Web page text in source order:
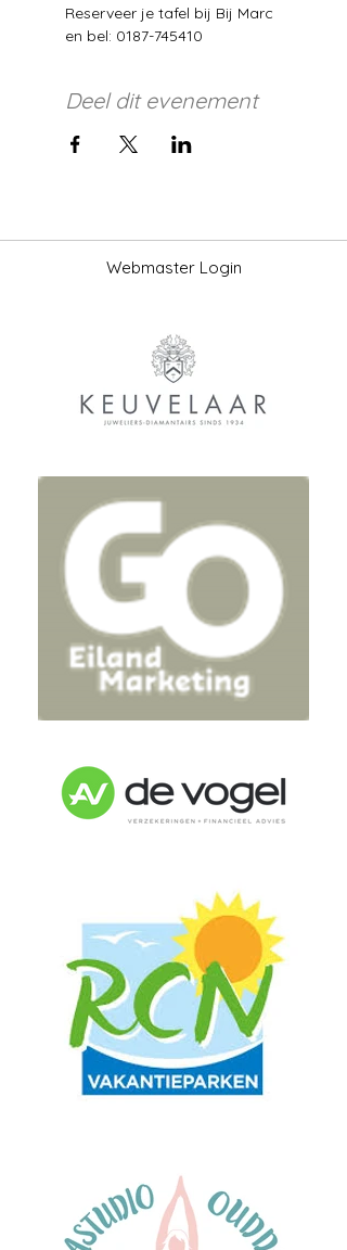
Reserveer je tafel bij Bij Marc
en bel: 0187-745410
Deel dit evenement
Webmaster Login